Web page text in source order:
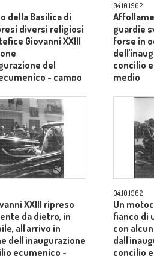
della Basilica di
diversi religiosi
Giovanni XXIII
del
- campo
04.10.1962
guardie
forse in
concilio
medio
XXIII ripreso
da dietro, in
all'arrivo in
dell'inaugurazione
ecumenico -
04.10.1962
Un
fianco di
con
concilio